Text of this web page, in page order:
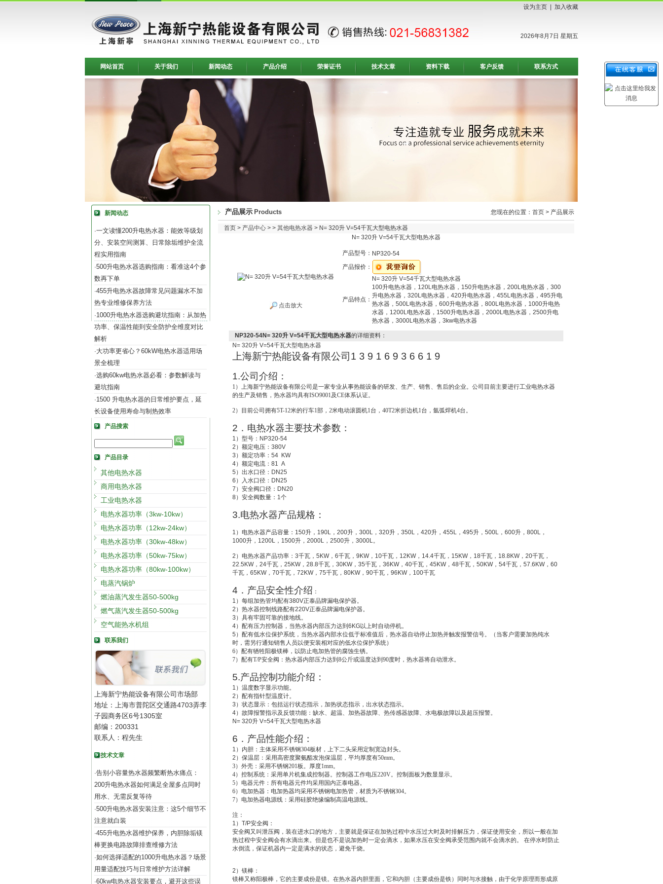
设为主页 加入收藏
2026年8月7日 星期五
网站首页 关于我们 新闻动态 产品介绍 荣誉证书 技术文章 资料下载 客户反馈 联系方式
新闻动态
·一文读懂200升电热水器：能效等级划
分、安装空间测算、日常除垢维护全流
程实用指南
·500升电热水器选购指南：看准这4个参
数再下单
·455升电热水器故障常见问题漏水不加
热专业维修保养方法
·1000升电热水器选购避坑指南：从加热
功率、保温性能到安全防护全维度对比
解析
·大功率更省心？60kW电热水器适用场
景全梳理
·选购60kw电热水器必看：参数解读与
避坑指南
·1500 升电热水器的日常维护要点，延
长设备使用寿命与制热效率
产品搜索
产品目录
其他电热水器
商用电热水器
工业电热水器
电热水器功率（3kw-10kw）
电热水器功率（12kw-24kw）
电热水器功率（30kw-48kw）
电热水器功率（50kw-75kw）
电热水器功率（80kw-100kw）
电蒸汽锅炉
燃油蒸汽发生器50-500kg
燃气蒸汽发生器50-500kg
空气能热水机组
联系我们
上海新宁热能设备有限公司市场部
地址：上海市普陀区交通路4703弄李
子园商务区6号1305室
邮编：200331
联系人：程先生
技术文章
·告别小容量热水器频繁断热水痛点：
200升电热水器如何满足全屋多点同时
用水、无需反复等待
·500升电热水器安装注意：这5个细节不
注意就白装
·455升电热水器维护保养，内胆除垢镁
棒更换电路故障排查维修方法
·如何选择适配的1000升电热水器？场景
用量适配技巧与日常维护方法详解
·60kw电热水器安装要点，避开这些误
产品展示 Products 您现在的位置： 首页 > 产品展示
首页 > 产品中心 > > 其他电热水器 > N= 320升 V=54千瓦大型电热水器
N= 320升 V=54千瓦大型电热水器
点击放大
产品型号： NP320-54
产品报价：
产品特点：
N= 320升 V=54千瓦大型电热水器
100升电热水器，120L电热水器，150升电热水器，200L电热水器，300
升电热水器，320L电热水器，420升电热水器，455L电热水器，495升电
热水器，500L电热水器，600升电热水器，800L电热水器，1000升电热
水器，1200L电热水器，1500升电热水器，2000L电热水器，2500升电
热水器，3000L电热水器，3kw电热水器
NP320-54N= 320升 V=54千瓦大型电热水器的详细资料：
N= 320升 V=54千瓦大型电热水器
上海新宁热能设备有限公司 1 3 9 1 6 9 3 6 6 1 9
1.公司介绍：
1 ）上海新宁热能设备有限公司是一家专业从事热能设备的研发、生产、销售、售后的企业。公司目前主要进行工业电热水器
的生产及销售，热水器均具有ISO9001及CE体系认证。
2）目前公司拥有5T-12米的行车1部，2米电动滚圆机1台，40T2米折边机1台，氩弧焊机4台。
2 ．电热水器主要技术参数：
1 ）型号： NP320-54
2 ）额定电压： 380V
3 ）额定功率： 54 KW
4）额定电流： 81 A
5 ）出水口径： DN25
6 ）入水口径： DN25
7 ）安全阀口径： DN20
8）安全阀数量： 1个
3.电热水器产品规格：
1 ）电热水器产品容量： 150升 ， 190L ， 200升 ， 300L ， 320升 ， 350L ， 420升 ， 455L ， 495升 ， 500L ， 600升 ， 800L ，
1000升 ， 1200L ， 1500升 ， 2000L ， 2500升 ， 3000L。
2 ）电热水器产品功率： 3千瓦， 5KW， 6千瓦， 9KW， 10千瓦， 12KW， 14.4千瓦， 15KW， 18千瓦， 18.8KW， 20千瓦，
22.5KW， 24千瓦， 25KW， 28.8千瓦， 30KW， 35千瓦， 36KW， 40千瓦， 45KW， 48千瓦， 50KW， 54千瓦， 57.6KW， 60
千瓦， 65KW， 70千瓦， 72KW， 75千瓦， 80KW， 90千瓦， 96KW， 100千瓦
4 ．产品安全性介绍 ：
1 ）每组加热管均配有380V正泰品牌漏电保护器。
2 ）热水器控制线路配有220V正泰品牌漏电保护器。
3 ）具有牢固可靠的接地线。
4）配有压力控制器，当热水器内部压力达到 6KG以上时自动停机。
5 ）配有低水位保护系统， 当热水器内部水位低于标准值后，热水器自动停止加热并触发报警信号。（当客户需要加热纯水
时，需另行通知销售人员以便安装相对应的低水位保护系统）
6）配有牺牲阳极镁棒，以防止电加热管的腐蚀生锈。
7）配有T/P安全阀：热水器内部压力达到8公斤或温度达到90度时，热水器将自动泄水。
5.产品控制功能介绍：
1 ）温度数字显示功能。
2 ）配有指针型温度计。
3 ）状态显示：包括运行状态指示，加热状态指示，出水状态指示。
4）故障报警指示及反馈功能：缺水、超温、加热器故障、热传感器故障、水电极故障以及超压报警。
N= 320升 V=54千瓦大型电热水器
6 ．产品性能介绍：
1 ） 内胆：主体采用不锈钢304板材，上下二头采用定制宽边封头。
2 ） 保温层：采用高密度聚氨酯发泡保温层，平均厚度有50mm。
3）外壳：采用不锈钢201板。厚度1mm。
4）控制系统：采用单片机集成控制器。控制器工作电压220V。控制面板为数显显示。
5）电器元件：所有电器元件均采用国内正泰电器。
6）电加热器：电加热器均采用不锈钢电加热管，材质为不锈钢304。
7）电加热器电源线：采用硅胶绝缘编制高温电源线。
注：
1 ） T/P安全阀：
安全阀又叫泄压阀 ，装在进水口的地方，主要就是保证在加热过程中水压过大时及时排解压力，保证使用安全，所以一般在加
热过程中安全阀会有水滴出来。但是也不是说加热时一定会滴水，如果水压在安全阀承受范围内就不会滴水的。
在停水时防止
水倒流，保证机器内一定是满水的状态，避免干烧。
2 ） 镁棒：
镁棒又称阳极棒 ，它的主要成份是镁。在热水器内胆里面，它和内胆（主要成份是铁）同时与水接触，由于化学原理而形成原